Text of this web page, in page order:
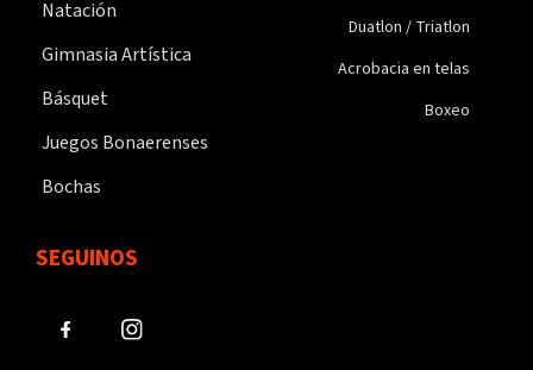
Natación
Gimnasia Artística
Básquet
Juegos Bonaerenses
Bochas
Duatlon / Triatlon
Acrobacia en telas
Boxeo
SEGUINOS